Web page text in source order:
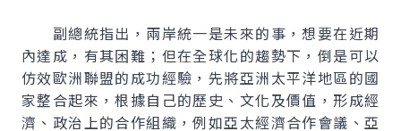
副總統指出，兩岸統一是未來的事，想要在近期
內達成，有其困難；但在全球化的趨勢下，倒是可以
仿效歐洲聯盟的成功經驗，先將亞洲太平洋地區的國
家整合起來，根據自己的歷史、文化及價值，形成經
濟、政治上的合作組織，例如亞太經濟合作會議、亞